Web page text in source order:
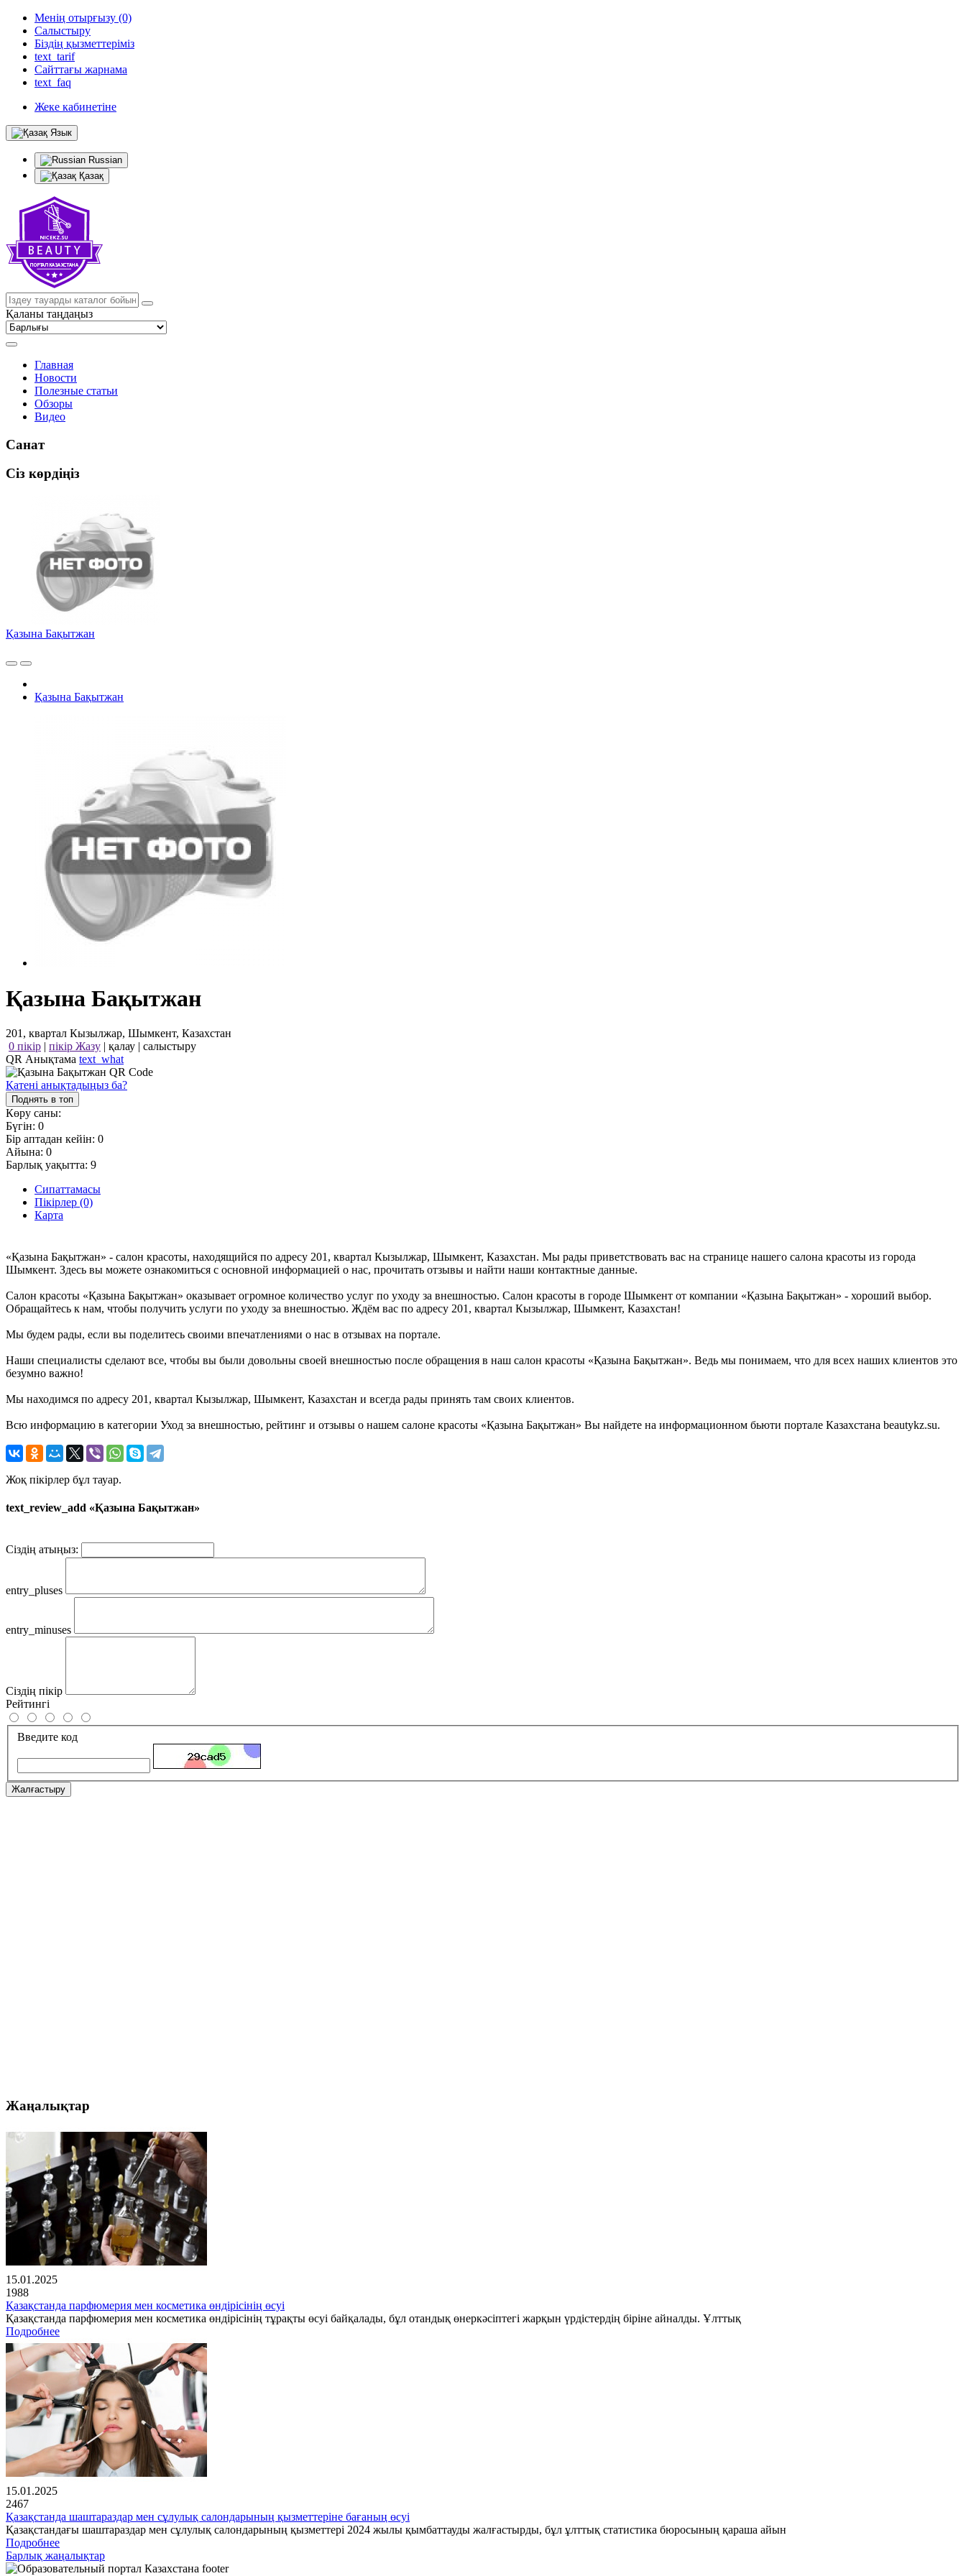
Менің отырғызу (0)
Салыстыру
Біздің қызметтеріміз
text_tarif
Сайттағы жарнама
text_faq
Жеке кабинетіне
Язык
Russian
Қазақ
Қаланы таңдаңыз
Главная
Новости
Полезные статьи
Обзоры
Видео
Санат
Сіз көрдіңіз
Қазына Бақытжан
Қазына Бақытжан
Қазына Бақытжан
201, квартал Кызылжар, Шымкент, Казахстан
0 пікір | пікір Жазу | қалау | салыстыру
QR Анықтама text_what
Қатені анықтадыңыз ба?
Поднять в топ
Көру саны:
Бүгін: 0
Бір аптадан кейін: 0
Айына: 0
Барлық уақытта: 9
Сипаттамасы
Пікірлер (0)
Карта
«Қазына Бақытжан» - салон красоты, находящийся по адресу 201, квартал Кызылжар, Шымкент, Казахстан. Мы рады приветствовать вас на странице нашего салона красоты из города
Шымкент. Здесь вы можете ознакомиться с основной информацией о нас, прочитать отзывы и найти наши контактные данные.
Салон красоты «Қазына Бақытжан» оказывает огромное количество услуг по уходу за внешностью. Салон красоты в городе Шымкент от компании «Қазына Бақытжан» - хороший выбор.
Обращайтесь к нам, чтобы получить услуги по уходу за внешностью. Ждём вас по адресу 201, квартал Кызылжар, Шымкент, Казахстан!
Мы будем рады, если вы поделитесь своими впечатлениями о нас в отзывах на портале.
Наши специалисты сделают все, чтобы вы были довольны своей внешностью после обращения в наш салон красоты «Қазына Бақытжан». Ведь мы понимаем, что для всех наших клиентов это
безумно важно!
Мы находимся по адресу 201, квартал Кызылжар, Шымкент, Казахстан и всегда рады принять там своих клиентов.
Всю информацию в категории Уход за внешностью, рейтинг и отзывы о нашем салоне красоты «Қазына Бақытжан» Вы найдете на информационном бьюти портале Казахстана beautykz.su.
Жоқ пікірлер бұл тауар.
text_review_add «Қазына Бақытжан»
Сіздің атыңыз:
entry_pluses
entry_minuses
Сіздің пікір
Рейтингі
Введите код
Жалғастыру
Жаңалықтар
15.01.2025
1988
Қазақстанда парфюмерия мен косметика өндірісінің өсуі
Қазақстанда парфюмерия мен косметика өндірісінің тұрақты өсуі байқалады, бұл отандық өнеркәсіптегі жарқын үрдістердің біріне айналды. Ұлттық
Подробнее
15.01.2025
2467
Қазақстанда шаштараздар мен сұлулық салондарының қызметтеріне бағаның өсуі
Қазақстандағы шаштараздар мен сұлулық салондарының қызметтері 2024 жылы қымбаттауды жалғастырды, бұл ұлттық статистика бюросының қараша айын
Подробнее
Барлық жаңалықтар